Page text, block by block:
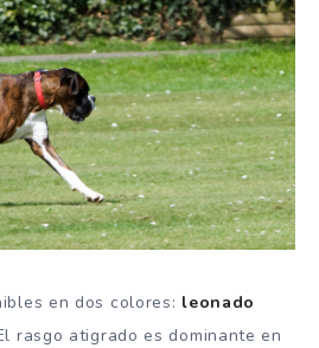
en dos colores: leonado
rasgo atigrado es dominante en